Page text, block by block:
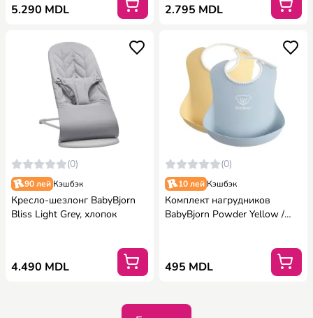
5.290 MDL 2.795 MDL
(0)
90 лей Кэшбэк
Кресло-шезлонг BabyBjorn
Bliss Light Grey, хлопок
4.490 MDL
(0)
10 лей Кэшбэк
Комплект нагрудников
BabyBjorn Powder Yellow /
495 MDL